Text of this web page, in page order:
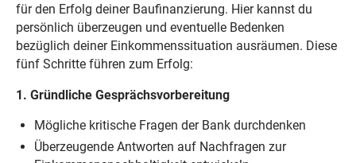
für den Erfolg deiner Baufinanzierung. Hier kannst du
persönlich überzeugen und eventuelle Bedenken
bezüglich deiner Einkommenssituation ausräumen. Diese
fünf Schritte führen zum Erfolg:
1. Gründliche Gesprächsvorbereitung
Mögliche kritische Fragen der Bank durchdenken
Überzeugende Antworten auf Nachfragen zur